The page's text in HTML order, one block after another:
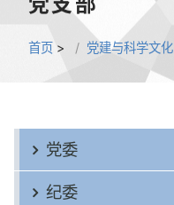
首页 > 党建与科学文化
党委
纪委